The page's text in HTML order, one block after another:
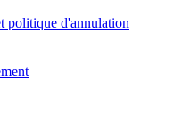
politique d'annulation